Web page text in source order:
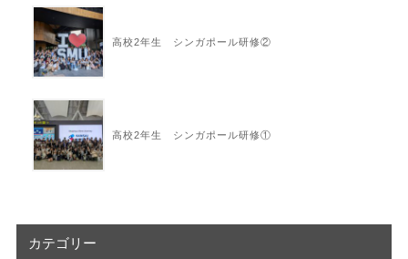
高校2年生 シンガポール研修②
高校2年生 シンガポール研修①
カテゴリー